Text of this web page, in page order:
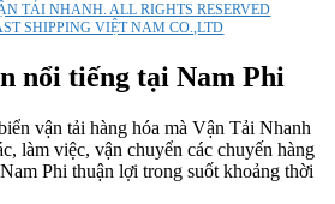
TẢI NHANH. ALL RIGHTS RESERVED
SHIPPING VIỆT NAM CO.,LTD
nổi tiếng tại Nam Phi
vận tải hàng hóa mà Vận Tải Nhanh
làm việc, vận chuyển các chuyến hàng
Phi thuận lợi trong suốt khoảng thời